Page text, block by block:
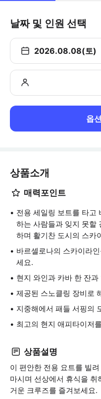
날짜 및 인원 선택
2026.08.08(토)
옵
상품소개
매력포인트
전용 세일링 보트를 타고
하는 사람들과 잊지 못할
하며 활기찬 도시의 스카
바르셀로나의 스카이라
세요.
현지 와인과 카바 한 잔
제공된 스노클링 장비로
지중해에서 패들 서핑의
최고의 현지 애피타이저
상품설명
이 편안한 전용 요트를 빌
마시며 선상에서 휴식을
거운 크루즈를 즐겨보세요.